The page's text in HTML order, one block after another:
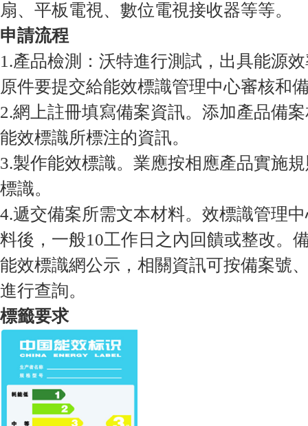
扇、平板電視、數位電視接收器等等。
申請流程
1.產品檢測：沃特進行測試，出具能源
原件要提交給能效標識管理中心審核和
2.網上註冊填寫備案資訊。添加產品備
能效標識所標注的資訊。
3.製作能效標識。業應按相應產品實施
標識。
4.遞交備案所需文本材料。效標識管理
料後，一般10工作日之內回饋或整改。
能效標識網公示，相關資訊可按備案號
進行查詢。
標籤要求